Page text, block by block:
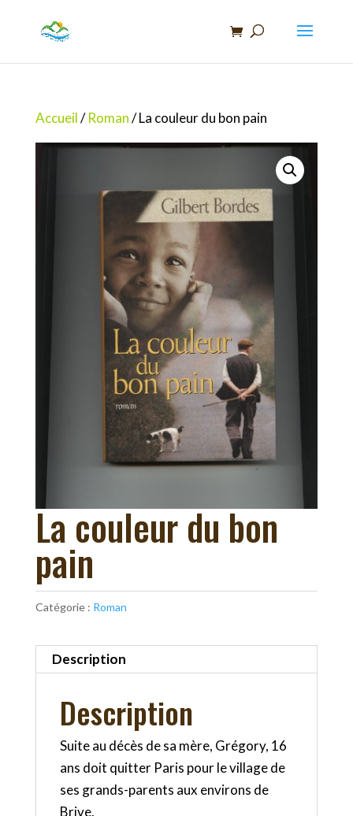
Accueil/Roman/ La couleur du bon pain
La couleur du bon
pain
Catégorie : Roman
Description
Description
Suite au décès de sa mère, Grégory, 16
ans doit quitter Paris pour le village de
ses grands-parents aux environs de
Brive.